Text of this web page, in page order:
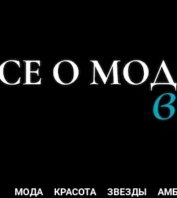
МОДА КРАСОТА ЗВЕЗДЫ